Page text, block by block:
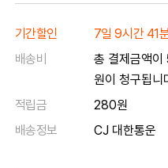
기간할인
7일 9시간 41
배송비
총 결제금액
원이 청구됩니
적립금
280원
배송정보
CJ 대한통운